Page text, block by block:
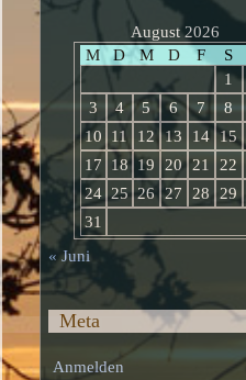
August 2026
M
D M D F S
1
3
4 5 6 7 8
10
11 12 13 14 15
17
18 19 20 21 22
24 25 26 27 28 29
31
« Juni
Meta
Anmelden